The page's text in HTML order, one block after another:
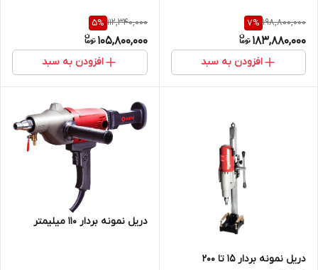
198,800,000
7%
183,880,000
افزودن به سبد
112,340,000
5%
105,800,000
افزودن به سبد
دریل نمونه بردار 15 تا 200
دریل نمونه بردار 110 میلیمتر